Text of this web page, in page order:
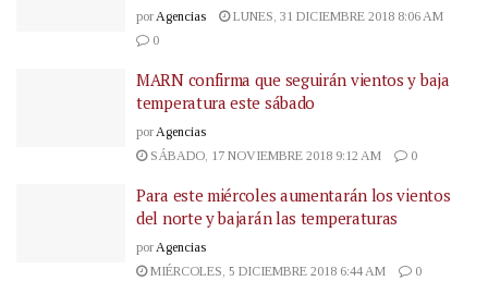
porAgencias
LUNES, 31 DICIEMBRE 2018 8:06 AM
0
MARN confirma que seguirán vientos y baja
temperatura este sábado
porAgencias
SÁBADO, 17 NOVIEMBRE 2018 9:12 AM
0
Para este miércoles aumentarán los vientos
del norte y bajarán las temperaturas
porAgencias
MIÉRCOLES, 5 DICIEMBRE 2018 6:44 AM
0